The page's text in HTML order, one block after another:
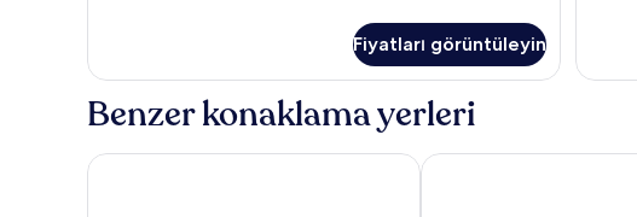
fazla
Fiyatları görüntüleyin
hakkında
daha
Benzer konaklama yerleri
Hobo Stockholm Clarion Hotel Amaranten